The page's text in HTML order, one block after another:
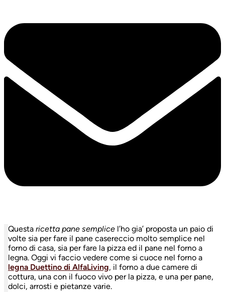
Questa ricetta pane semplice l’ho gia’ proposta un paio di
volte sia per fare il pane casereccio molto semplice nel
forno di casa, sia per fare la pizza ed il pane nel forno a
legna. Oggi vi faccio vedere come si cuoce nel forno a
legna Duettino di AlfaLiving, il forno a due camere di
cottura, una con il fuoco vivo per la pizza, e una per pane,
dolci, arrosti e pietanze varie.